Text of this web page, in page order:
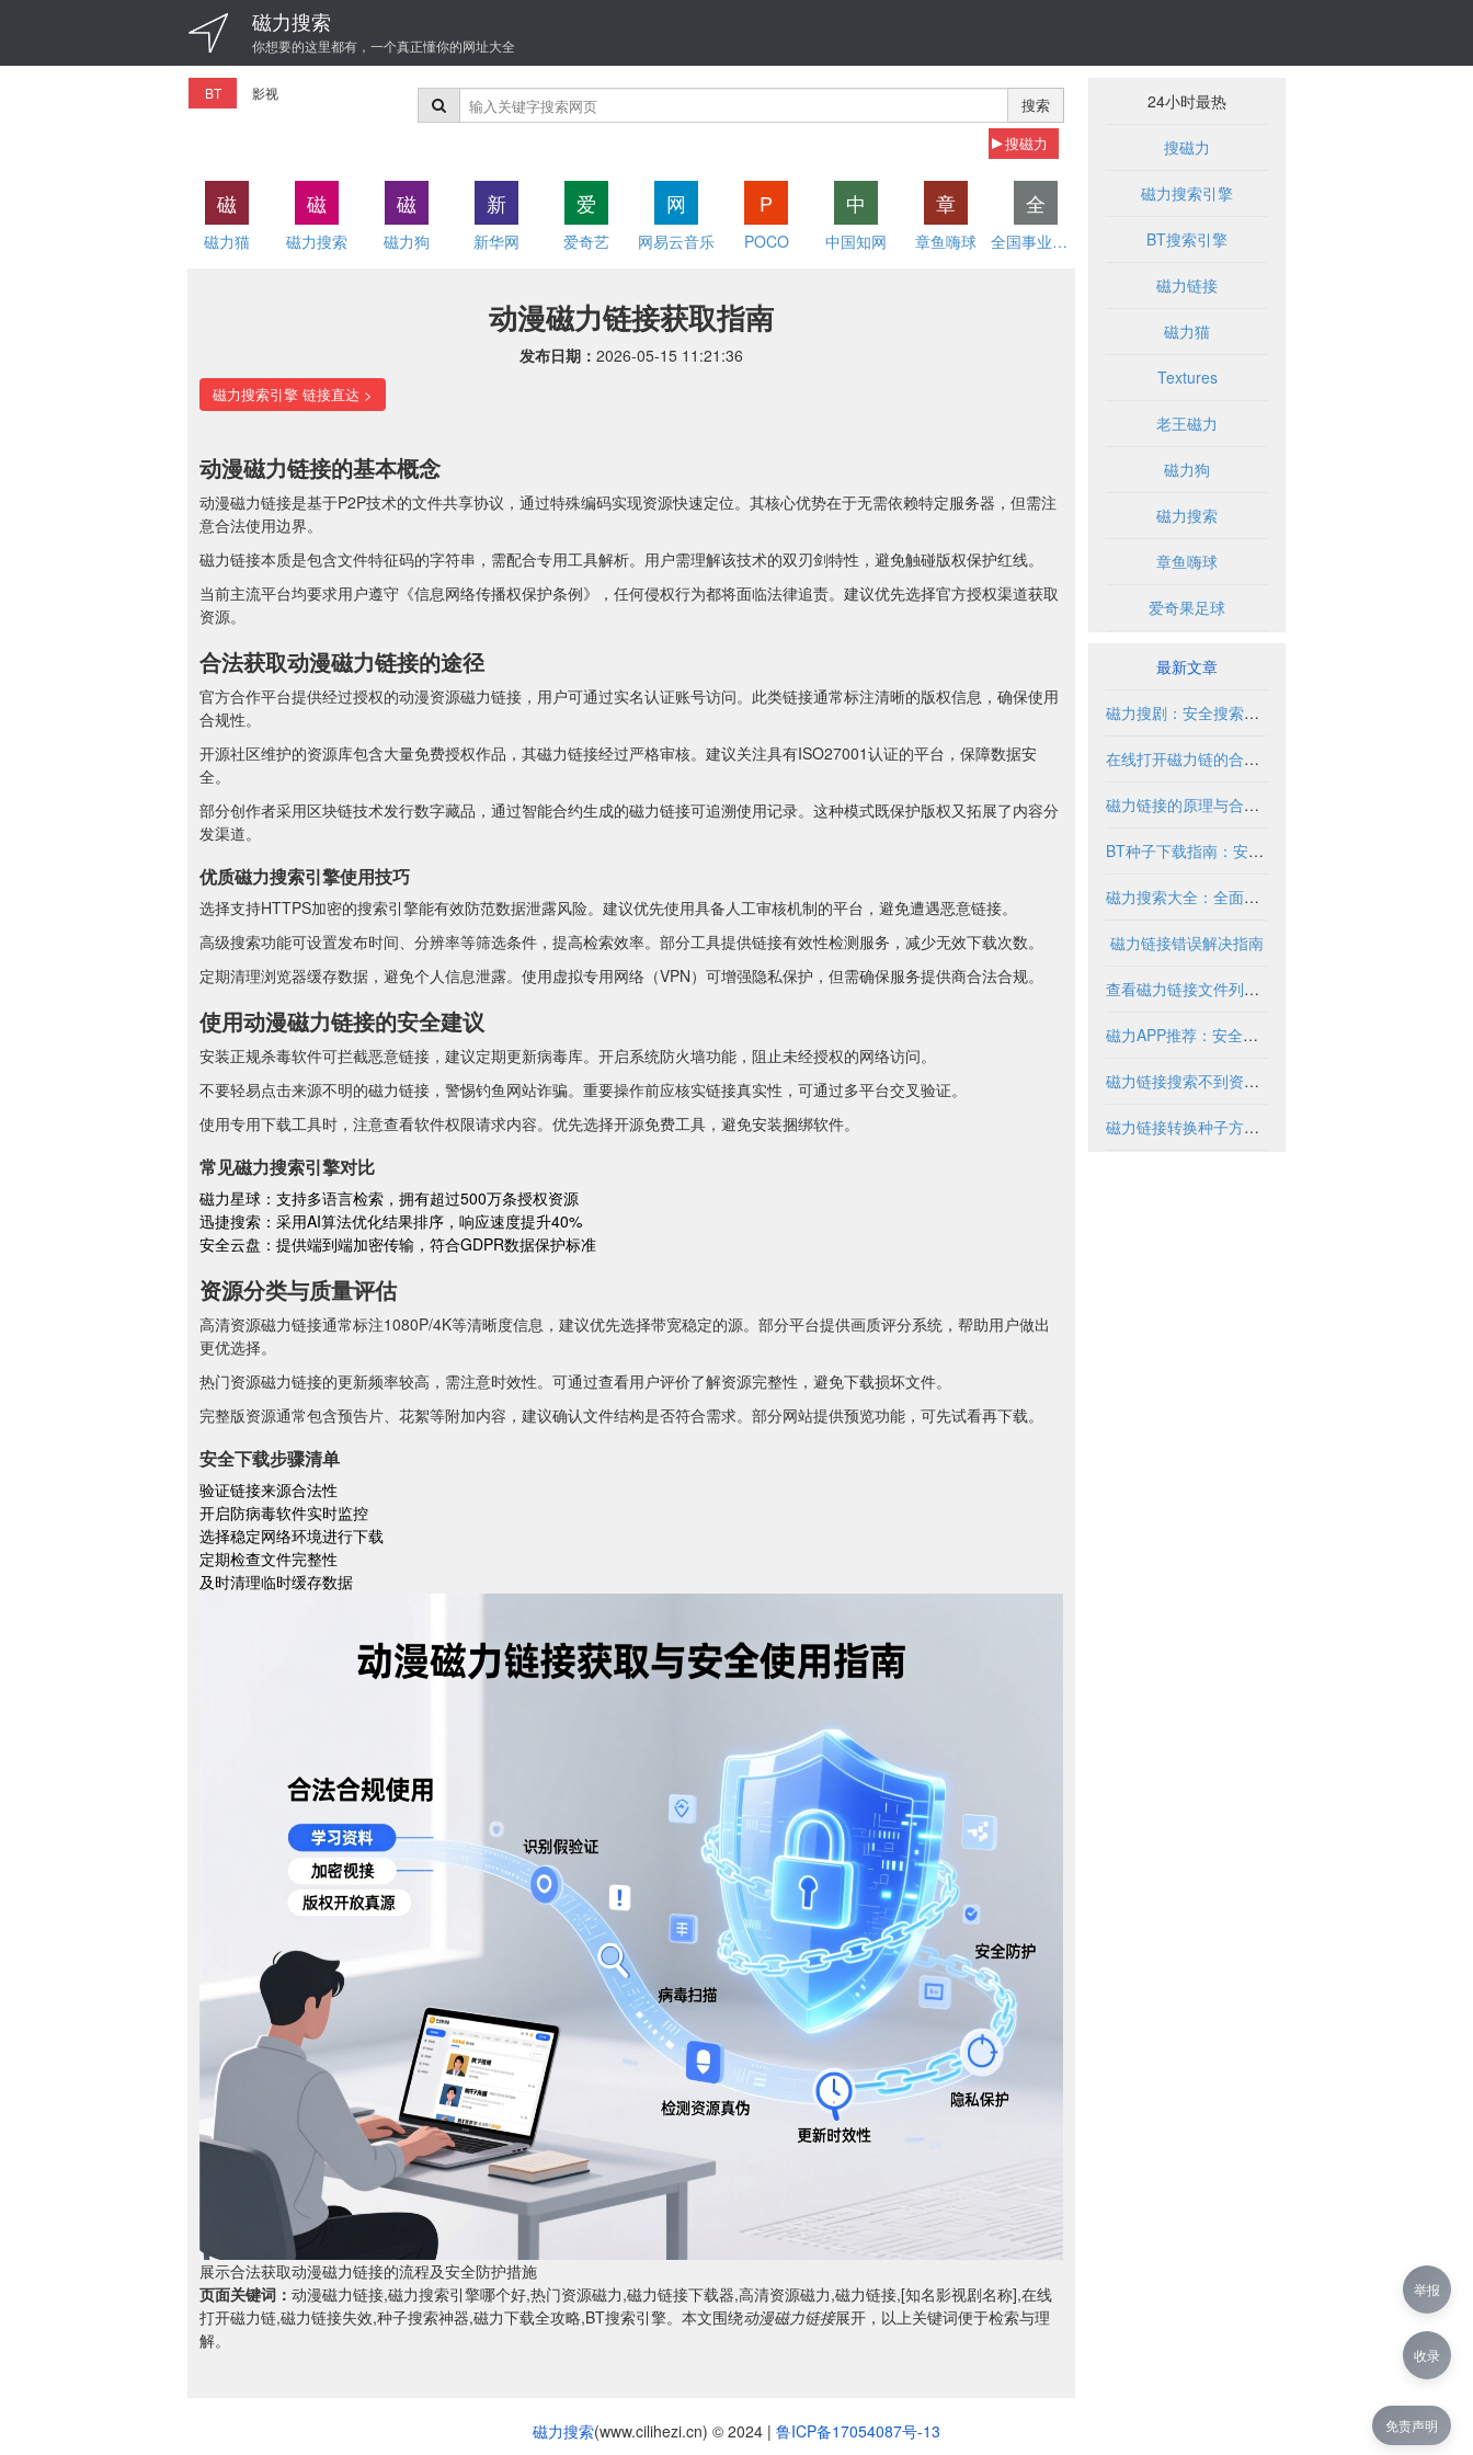
磁力搜索
你想要的这里都有，一个真正懂你的网址大全
BT 影视
搜索
搜磁力
磁
磁力猫
磁
磁力搜索
磁
磁力狗
新
新华网
爱
爱奇艺
网
网易云音乐
P
POCO
中
中国知网
章
章鱼嗨球
全
全国事业单位招聘网
动漫磁力链接获取指南
发布日期： 2026-05-15 11:21:36
磁力搜索引擎 链接直达 >
动漫磁力链接的基本概念
动漫磁力链接是基于P2P技术的文件共享协议，通过特殊编码实现资源快速定位。其核心优势在于无需依赖特定服务器，但需注
意合法使用边界。
磁力链接本质是包含文件特征码的字符串，需配合专用工具解析。用户需理解该技术的双刃剑特性，避免触碰版权保护红线。
当前主流平台均要求用户遵守《信息网络传播权保护条例》，任何侵权行为都将面临法律追责。建议优先选择官方授权渠道获取
资源。
合法获取动漫磁力链接的途径
官方合作平台提供经过授权的动漫资源磁力链接，用户可通过实名认证账号访问。此类链接通常标注清晰的版权信息，确保使用
合规性。
开源社区维护的资源库包含大量免费授权作品，其磁力链接经过严格审核。建议关注具有ISO27001认证的平台，保障数据安
全。
部分创作者采用区块链技术发行数字藏品，通过智能合约生成的磁力链接可追溯使用记录。这种模式既保护版权又拓展了内容分
发渠道。
优质磁力搜索引擎使用技巧
选择支持HTTPS加密的搜索引擎能有效防范数据泄露风险。建议优先使用具备人工审核机制的平台，避免遭遇恶意链接。
高级搜索功能可设置发布时间、分辨率等筛选条件，提高检索效率。部分工具提供链接有效性检测服务，减少无效下载次数。
定期清理浏览器缓存数据，避免个人信息泄露。使用虚拟专用网络（VPN）可增强隐私保护，但需确保服务提供商合法合规。
使用动漫磁力链接的安全建议
安装正规杀毒软件可拦截恶意链接，建议定期更新病毒库。开启系统防火墙功能，阻止未经授权的网络访问。
不要轻易点击来源不明的磁力链接，警惕钓鱼网站诈骗。重要操作前应核实链接真实性，可通过多平台交叉验证。
使用专用下载工具时，注意查看软件权限请求内容。优先选择开源免费工具，避免安装捆绑软件。
常见磁力搜索引擎对比
磁力星球：支持多语言检索，拥有超过500万条授权资源
迅捷搜索：采用AI算法优化结果排序，响应速度提升40%
安全云盘：提供端到端加密传输，符合GDPR数据保护标准
资源分类与质量评估
高清资源磁力链接通常标注1080P/4K等清晰度信息，建议优先选择带宽稳定的源。部分平台提供画质评分系统，帮助用户做出
更优选择。
热门资源磁力链接的更新频率较高，需注意时效性。可通过查看用户评价了解资源完整性，避免下载损坏文件。
完整版资源通常包含预告片、花絮等附加内容，建议确认文件结构是否符合需求。部分网站提供预览功能，可先试看再下载。
安全下载步骤清单
验证链接来源合法性
开启防病毒软件实时监控
选择稳定网络环境进行下载
定期检查文件完整性
及时清理临时缓存数据
展示合法获取动漫磁力链接的流程及安全防护措施
页面关键词： 动漫磁力链接,磁力搜索引擎哪个好,热门资源磁力,磁力链接下载器,高清资源磁力,磁力链接,[知名影视剧名称],在线
打开磁力链,磁力链接失效,种子搜索神器,磁力下载全攻略,BT搜索引擎。本文围绕动漫磁力链接展开，以上关键词便于检索与理
解。
24小时最热
搜磁力
磁力搜索引擎
BT搜索引擎
磁力链接
磁力猫
Textures
老王磁力
磁力狗
磁力搜索
章鱼嗨球
爱奇果足球
最新文章
磁力搜剧：安全搜索与合法使用指南
在线打开磁力链的合法使用指南
磁力链接的原理与合法使用指南
BT种子下载指南：安全合法获取资源方法
磁力搜索大全：全面指南与实用技巧
磁力链接错误解决指南
查看磁力链接文件列表的实用方法与工具
磁力APP推荐：安全使用指南与优质资源盘点
磁力链接搜索不到资源怎么办？
磁力链接转换种子方法与工具解析
磁力搜索(www.cilihezi.cn) © 2024 | 鲁ICP备17054087号-13
免责声明
举报
收录